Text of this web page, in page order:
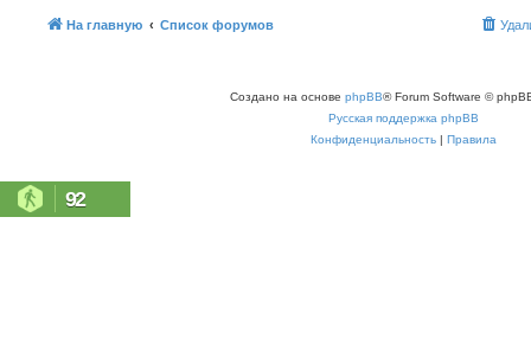
На главную Список форумов
Создано на основе phpBB® Forum Software ©
Русская поддержка phpBB
Конфиденциальность | Правила
92